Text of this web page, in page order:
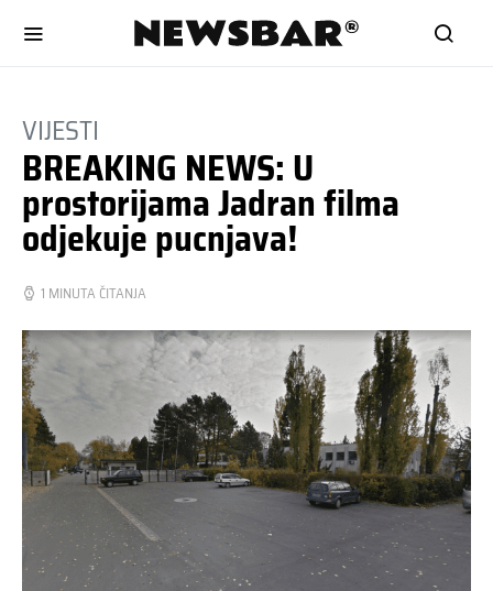
VIJESTI
BREAKING NEWS: U
prostorijama Jadran filma
odjekuje pucnjava!
1 MINUTA ČITANJA